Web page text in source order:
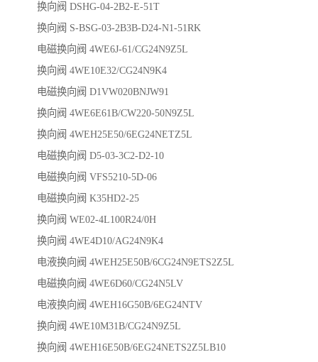
换向阀 DSHG-04-2B2-E-51T
换向阀 S-BSG-03-2B3B-D24-N1-51RK
电磁换向阀 4WE6J-61/CG24N9Z5L
换向阀 4WE10E32/CG24N9K4
电磁换向阀 D1VW020BNJW91
换向阀 4WE6E61B/CW220-50N9Z5L
换向阀 4WEH25E50/6EG24NETZ5L
电磁换向阀 D5-03-3C2-D2-10
电磁换向阀 VFS5210-5D-06
电磁换向阀 K35HD2-25
换向阀 WE02-4L100R24/0H
换向阀 4WE4D10/AG24N9K4
电液换向阀 4WEH25E50B/6CG24N9ETS2Z5L
电磁换向阀 4WE6D60/CG24N5LV
电液换向阀 4WEH16G50B/6EG24NTV
换向阀 4WE10M31B/CG24N9Z5L
换向阀 4WEH16E50B/6EG24NETS2Z5LB10